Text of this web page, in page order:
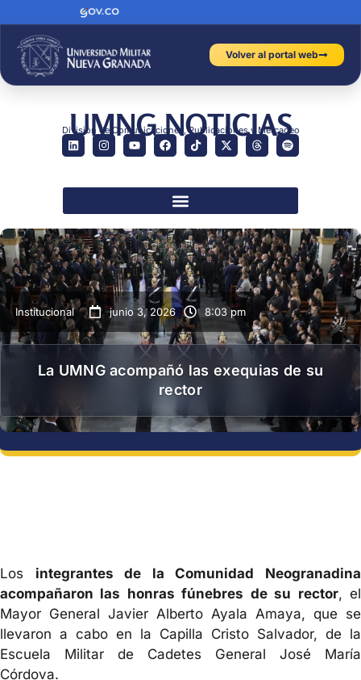
Volver al portal web
UMNG NOTICIAS
División de Comunicaciones, Publicaciones y Mercadeo
Institucional junio 3, 2026 8:03 pm
La UMNG acompañó las exequias de su
rector
Los integrantes de la Comunidad Neogranadina
acompañaron las honras fúnebres de su rector, el
Mayor General Javier Alberto Ayala Amaya, que se
llevaron a cabo en la Capilla Cristo Salvador, de la
Escuela Militar de Cadetes General José María
Córdova.